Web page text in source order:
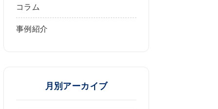
コラム
事例紹介
月別アーカイブ